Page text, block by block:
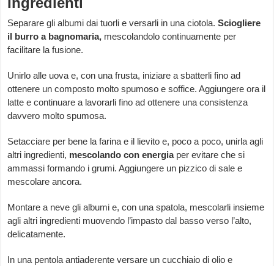
Separare gli albumi dai tuorli e versarli in una ciotola.Sciogliere
il burro a bagnomaria, mescolandolo continuamente per
facilitare la fusione.
Unirlo alle uova e, con una frusta, iniziare a sbatterli fino ad
ottenere un composto molto spumoso e soffice. Aggiungere ora il
latte e continuare a lavorarli fino ad ottenere una consistenza
davvero molto spumosa.
Setacciare per bene la farina e il lievito e, poco a poco, unirla agli
altri ingredienti, mescolando con energiaper evitare che si
ammassi formando i grumi. Aggiungere un pizzico di sale e
mescolare ancora.
Montare a neve gli albumi e, con una spatola, mescolarli insieme
agli altri ingredienti muovendo l’impasto dal basso verso l’alto,
delicatamente.
In una pentola antiaderente versare un cucchiaio di olio e